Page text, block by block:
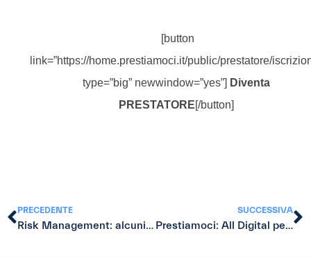
[button
link=”https://home.prestiamoci.it/public/prestatore/
type=”big” newwindow=”yes”] Diventa
PRESTATORE[/button]
PRECEDENTE
Risk Management: alcuni elementi (1/2)
SUCCESSIVA
Prestiamoci: All Digital per il Prestatore